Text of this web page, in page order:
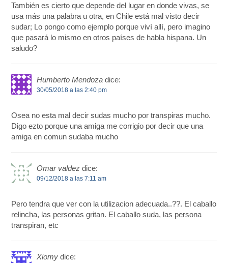
También es cierto que depende del lugar en donde vivas, se
usa más una palabra u otra, en Chile está mal visto decir
sudar; Lo pongo como ejemplo porque viví allí, pero imagino
que pasará lo mismo en otros países de habla hispana. Un
saludo?
Humberto Mendoza dice:
30/05/2018 a las 2:40 pm
Osea no esta mal decir sudas mucho por transpiras mucho.
Digo ezto porque una amiga me corrigio por decir que una
amiga en comun sudaba mucho
Omar valdez dice:
09/12/2018 a las 7:11 am
Pero tendra que ver con la utilizacion adecuada..??. El caballo
relincha, las personas gritan. El caballo suda, las persona
transpiran, etc
Xiomy dice: